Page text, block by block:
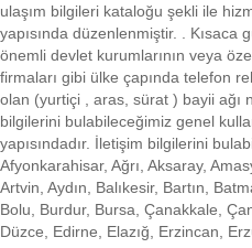
ulaşım bilgileri kataloğu şekli ile
yapısında düzenlenmiştir. . Kısaca
önemli devlet kurumlarının veya
firmaları gibi ülke çapında telefon
olan (yurtiçi , aras, sürat ) bayii ağı
bilgilerini bulabileceğimiz genel
yapısındadır. İletişim bilgilerini
Afyonkarahisar, Ağrı, Aksaray,
Artvin, Aydın, Balıkesir, Bartın,
Bolu, Burdur, Bursa, Çanakkale,
Düzce, Edirne, Elazığ, Erzincan,